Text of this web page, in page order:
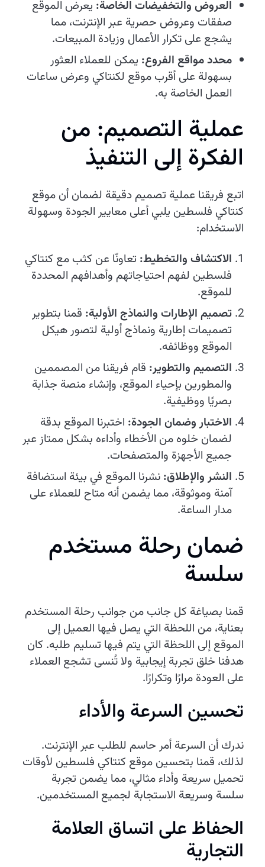
العروض والتخفيضات الخاصة: يعرض الموقع
صفقات وعروض حصرية عبر الإنترنت، مما
يشجع على تكرار الأعمال وزيادة المبيعات.
محدد مواقع الفروع: يمكن للعملاء العثور
بسهولة على أقرب موقع لكنتاكي وعرض ساعات
العمل الخاصة به.
عملية التصميم: من
الفكرة إلى التنفيذ
اتبع فريقنا عملية تصميم دقيقة لضمان أن موقع
كنتاكي فلسطين يلبي أعلى معايير الجودة وسهولة
الاستخدام:
الاكتشاف والتخطيط: تعاونّا عن كثب مع كنتاكي
فلسطين لفهم احتياجاتهم وأهدافهم المحددة
للموقع.
تصميم الإطارات والنماذج الأولية: قمنا بتطوير
تصميمات إطارية ونماذج أولية لتصور هيكل
الموقع ووظائفه.
التصميم والتطوير: قام فريقنا من المصممين
والمطورين بإحياء الموقع، وإنشاء منصة جذابة
بصريًا ووظيفية.
الاختبار وضمان الجودة: اختبرنا الموقع بدقة
لضمان خلوه من الأخطاء وأداءه بشكل ممتاز عبر
جميع الأجهزة والمتصفحات.
النشر والإطلاق: نشرنا الموقع في بيئة استضافة
آمنة وموثوقة، مما يضمن أنه متاح للعملاء على
مدار الساعة.
ضمان رحلة مستخدم
سلسة
قمنا بصياغة كل جانب من جوانب رحلة المستخدم
بعناية، من اللحظة التي يصل فيها العميل إلى
الموقع إلى اللحظة التي يتم فيها تسليم طلبه. كان
هدفنا خلق تجربة إيجابية ولا تُنسى تشجع العملاء
على العودة مرارًا وتكرارًا.
تحسين السرعة والأداء
ندرك أن السرعة أمر حاسم للطلب عبر الإنترنت.
لذلك، قمنا بتحسين موقع كنتاكي فلسطين لأوقات
تحميل سريعة وأداء مثالي، مما يضمن تجربة
سلسة وسريعة الاستجابة لجميع المستخدمين.
الحفاظ على اتساق العلامة
التجارية